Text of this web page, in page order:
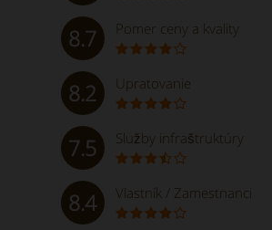
8.7 Pomer ceny a kvality
8.2 Upratovanie
7.5 Služby infraštruktúry
8.4 Vlastník / Zamestnanci